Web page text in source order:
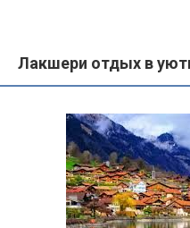
Лакшери отдых в